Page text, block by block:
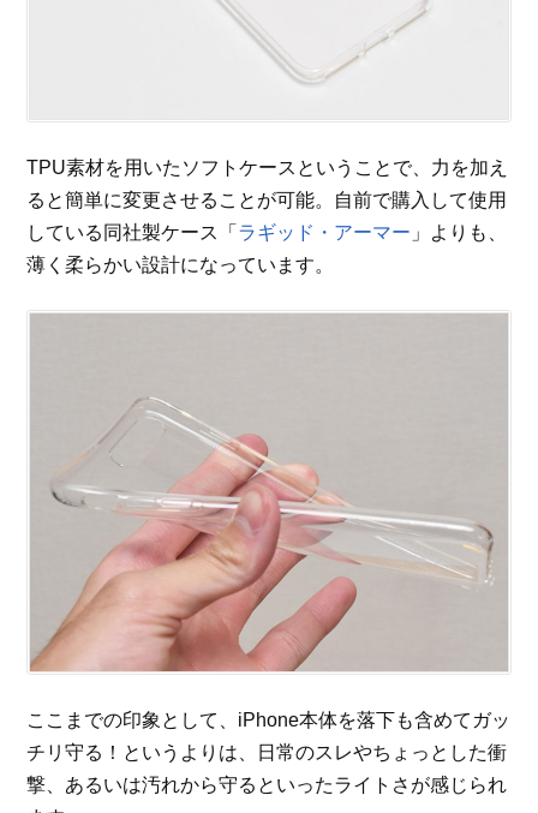
TPU素材を用いたソフトケースということで、力を加え
ると簡単に変更させることが可能。自前で購入して使用
している同社製ケース「 ラギッド・アーマー 」よりも、
薄く柔らかい設計になっています。
ここまでの印象として、iPhone本体を落下も含めてガッ
チリ守る！というよりは、日常のスレやちょっとした衝
撃、あるいは汚れから守るといったライトさが感じられ